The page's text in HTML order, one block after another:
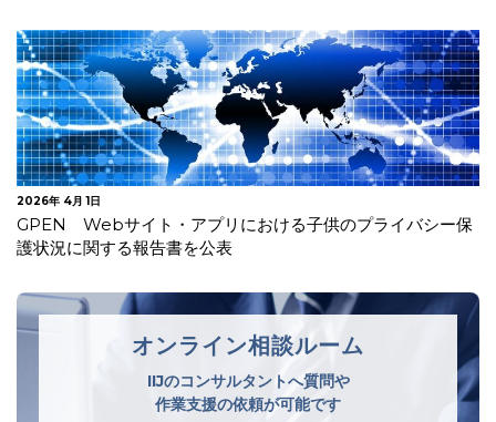
2026年 3月 3日
中国 インターネット空間における取締りを強化
オンライン相談ルーム
IIJのコンサルタントへ質問や
作業支援の依頼が可能です